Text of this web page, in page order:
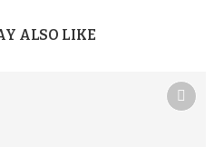
ALSO LIKE